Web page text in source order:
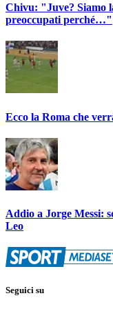
Chivu: "Juve? Siamo
preoccupati perché…"
Ecco la Roma che
Addio a Jorge Messi:
Leo
Seguici su